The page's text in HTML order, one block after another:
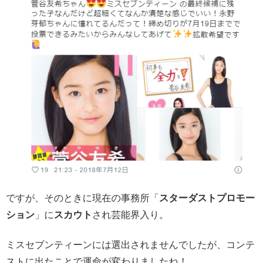
ですが、そのときに現在の事務所「 スターダストプロモー
ション 」に スカウト され芸能界入り。
ミスセブンティーンには選出されませんでしたが、コンテ